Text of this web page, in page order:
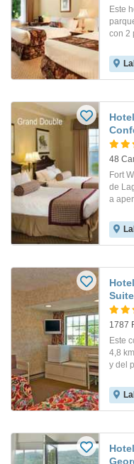
Este
con 2
48
Fort
de
a
1787
Este
4,8
y del